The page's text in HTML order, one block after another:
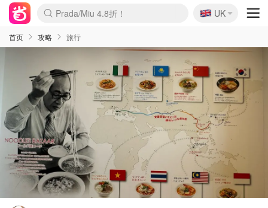
麦卢卡蜂蜜夏促！个位数！
Prada/Miu 4.8折！
啥？必胜客披萨5折！
🇬🇧
UK
首页 攻略 旅行